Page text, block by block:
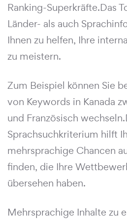
Ranking-Superkräfte.Das
Länder- als auch
Ihnen zu helfen, Ihre
zu meistern.
Zum Beispiel können Sie
von Keywords in Kanada
und Französisch
Sprachsuchkriterium hilft
mehrsprachige Chancen
finden, die Ihre
übersehen haben.
Mehrsprachige Inhalte zu